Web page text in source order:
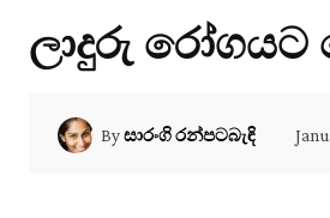
ලාදුරු රෝගයට
Byසාරංගි රන්පටබැඳි